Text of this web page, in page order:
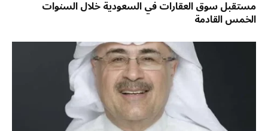
مستقبل سوق العقارات في السعودية خلال السنوات
الخمس القادمة